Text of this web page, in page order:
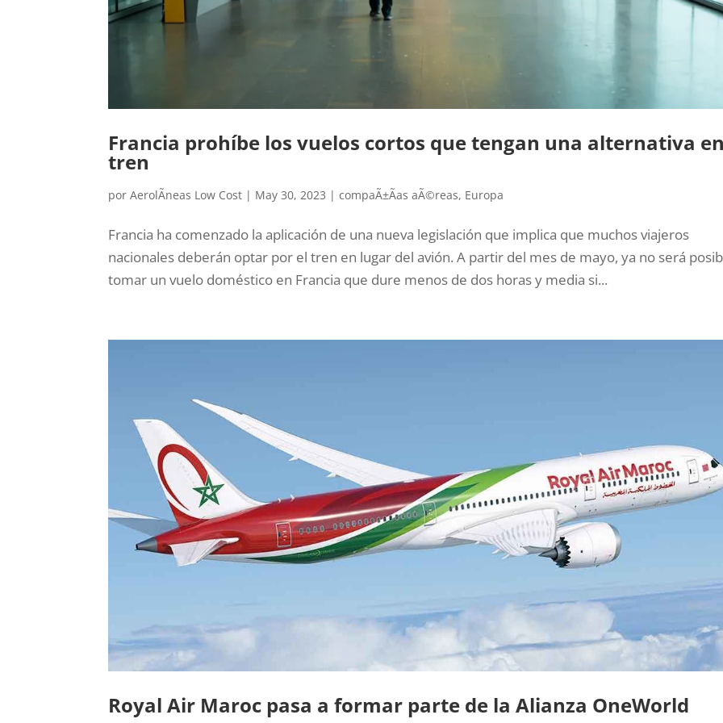
Francia prohíbe los vuelos cortos que tengan una alternativa
tren
porAerolÃ­neas Low Cost | May 30, 2023 |compaÃ±Ã­as aÃ©reas, Europa
Francia ha comenzado la aplicación de una nueva legislación que implica que muchos viajeros
nacionales deberán optar por el tren en lugar del avión. A partir del mes de mayo, ya no será
tomar un vuelo doméstico en Francia que dure menos de dos horas y media si...
Royal Air Maroc pasa a formar parte de la Alianza OneWorld